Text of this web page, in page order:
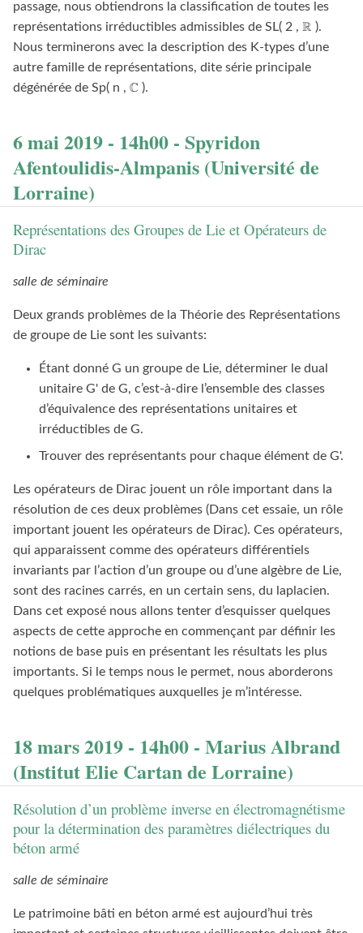
passage, nous obtiendrons la classification de toutes les
représentations irréductibles admissibles de SL( 2 , ℝ ).
Nous terminerons avec la description des K-types d’une
autre famille de représentations, dite série principale
dégénérée de Sp( n , ℂ ).
6 mai 2019 - 14h00 - Spyridon
Afentoulidis-Almpanis (Université de
Lorraine)
Représentations des Groupes de Lie et Opérateurs de
Dirac
salle de séminaire
Deux grands problèmes de la Théorie des Représentations
de groupe de Lie sont les suivants:
Étant donné G un groupe de Lie, déterminer le dual
unitaire G' de G, c’est-à-dire l’ensemble des classes
d’équivalence des représentations unitaires et
irréductibles de G.
Trouver des représentants pour chaque élément de G'.
Les opérateurs de Dirac jouent un rôle important dans la
résolution de ces deux problèmes (Dans cet essaie, un rôle
important jouent les opérateurs de Dirac). Ces opérateurs,
qui apparaissent comme des opérateurs différentiels
invariants par l’action d’un groupe ou d’une algèbre de Lie,
sont des racines carrés, en un certain sens, du laplacien.
Dans cet exposé nous allons tenter d’esquisser quelques
aspects de cette approche en commençant par définir les
notions de base puis en présentant les résultats les plus
importants. Si le temps nous le permet, nous aborderons
quelques problématiques auxquelles je m’intéresse.
18 mars 2019 - 14h00 - Marius Albrand
(Institut Elie Cartan de Lorraine)
Résolution d’un problème inverse en électromagnétisme
pour la détermination des paramètres diélectriques du
béton armé
salle de séminaire
Le patrimoine bâti en béton armé est aujourd’hui très